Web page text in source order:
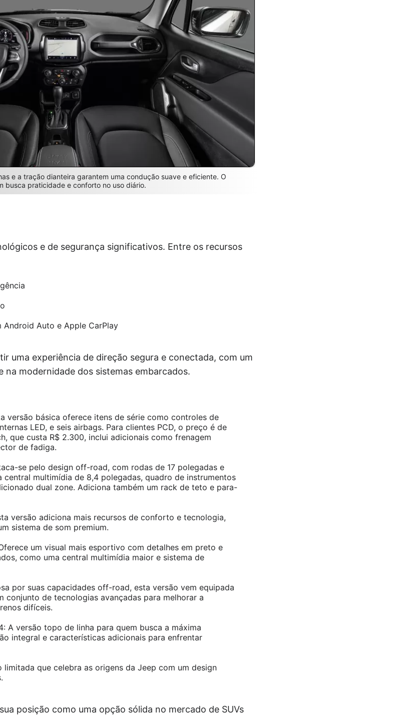
e a tração dianteira garantem uma condução suave e eficiente. O
busca praticidade e conforto no uso diário.
e de segurança significativos. Entre os recursos
Auto e Apple CarPlay
uma experiência de direção segura e conectada, com um
modernidade dos sistemas embarcados.
versão básica oferece itens de série como controles de
LED, e seis airbags. Para clientes PCD, o preço é de
que custa R$ 2.300, inclui adicionais como frenagem
de fadiga.
se pelo design off-road, com rodas de 17 polegadas e
multimídia de 8,4 polegadas, quadro de instrumentos
dual zone. Adiciona também um rack de teto e para-
versão adiciona mais recursos de conforto e tecnologia,
sistema de som premium.
um visual mais esportivo com detalhes em preto e
como uma central multimídia maior e sistema de
por suas capacidades off-road, esta versão vem equipada
conjunto de tecnologias avançadas para melhorar a
difíceis.
A versão topo de linha para quem busca a máxima
integral e características adicionais para enfrentar
limitada que celebra as origens da Jeep com um design
posição como uma opção sólida no mercado de SUVs